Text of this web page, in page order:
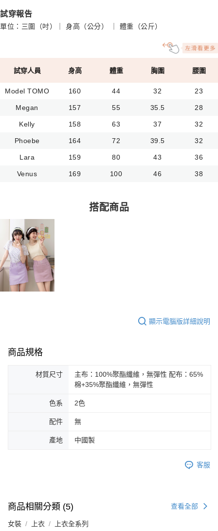
試穿報告
單位：三圍（吋）｜ 身高（公分） ｜ 體重（公斤）
試穿人員 身高 體重 胸圍 腰圍
Model TOMO 160 44 32 23
Megan 157 55 35.5 28
Kelly 158 63 37 32
Phoebe 164 72 39.5 32
Lara 159 80 43 36
Venus 169 100 46 38
搭配商品
顯示電腦版詳細說明
商品規格
材質尺寸
主布：100%聚酯纖維，無彈性 配布：65%
棉+35%聚酯纖維，無彈性
色系 2色
配件 無
產地 中國製
客服
商品相關分類 (5) 查看全部
女裝 上衣 上衣全系列